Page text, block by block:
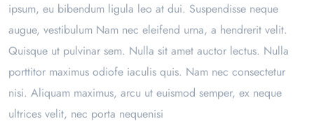
ipsum, eu bibendum ligula leo at dui. Suspendisse neque
augue, vestibulum Nam nec eleifend urna, a hendrerit velit.
Quisque ut pulvinar sem. Nulla sit amet auctor lectus. Nulla
porttitor maximus odiofe iaculis quis. Nam nec consectetur
nisi. Aliquam maximus, arcu ut euismod semper, ex neque
ultrices velit, nec porta nequenisi